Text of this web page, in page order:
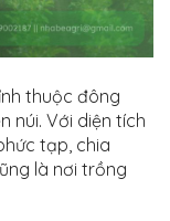
thuộc đông
núi. Với diện tích
tạp, chia
là nơi trồng